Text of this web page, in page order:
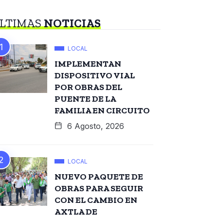
NOTICIAS
LOCAL
IMPLEMENTAN
DISPOSITIVO VIAL
POR OBRAS DEL
PUENTE DE LA
FAMILIA EN CIRCUITO
6 Agosto, 2026
LOCAL
NUEVO PAQUETE DE
OBRAS PARA SEGUIR
CON EL CAMBIO EN
AXTLA DE